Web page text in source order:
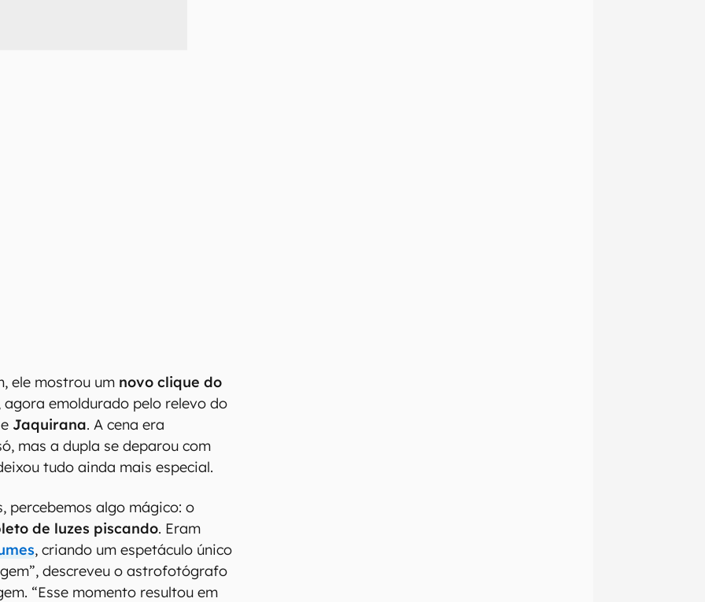
ele mostrou um novo clique do
agora emoldurado pelo relevo do
Jaquirana. A cena era
mas a dupla se deparou com
tudo ainda mais especial.
percebemos algo mágico: o
de luzes piscando. Eram
, criando um espetáculo único
descreveu o astrofotógrafo
“Esse momento resultou em